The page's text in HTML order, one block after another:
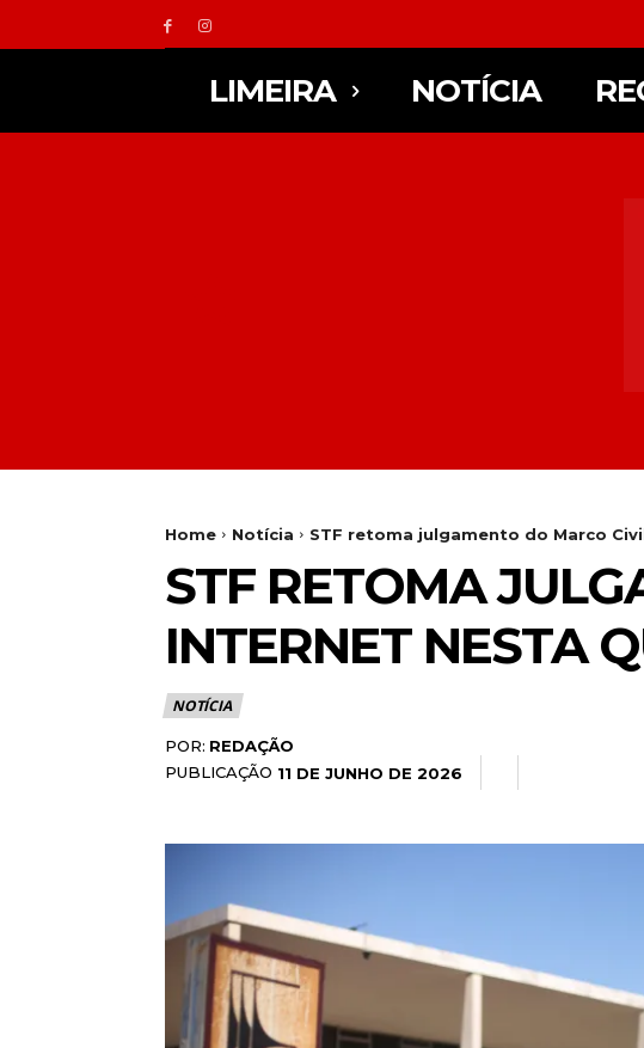
LIMEIRA NOTÍCIA
Home Notícia STF retoma julgamento do Marco
STF RETOMA
INTERNET NESTA
NOTÍCIA
POR: REDAÇÃO
PUBLICAÇÃO 11 DE JUNHO DE 2026